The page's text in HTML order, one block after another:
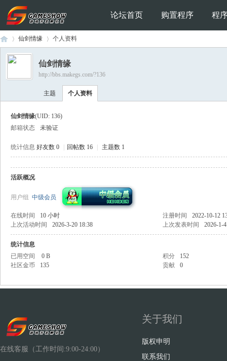
论坛首页 购置程序 程
Sh
›
仙剑情缘 个人资料
仙剑情缘
http://bbs.makegs.com/?136
主题 个人资料
仙剑情缘(UID: 136)
邮箱状态
未验证
统计信息 好友数 0 回帖数 16 主题数 1
活跃概况
用户组 中级会员
在线时间 10 小时 注册时间
2022-10-12
上次活动时间
2026-3-20 18:38 上次发表时间 2026-1-
统计信息
已用空间
0 B 积分
152
社区金币
135 贡献 0
在线客服（工作时间:9:00-24:00）
关于我们
版权申明
联系我们